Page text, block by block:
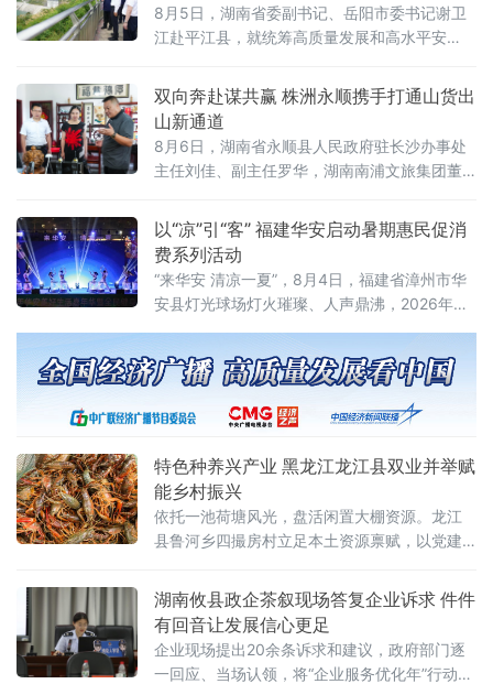
8月5日，湖南省委副书记、岳阳市委书记谢卫
江赴平江县，就统筹高质量发展和高水平安
深入学习贯彻习近平总书记关于树立和践行正
确政绩观的重要论述，全面落实党中央决策部
署和省委、市委工作要求，以更实举措推动高
质量发展与高水平安全良性互动，不断增强人
民群众获得感、幸福感、安全感。
双向奔赴谋共赢 株洲永顺携手打通山货出
山新通道
8月6日，湖南省永顺县人民政府驻长沙办事处
主任刘佳、副主任罗华，湖南南浦文旅集团董
军、中国经济新闻联播网湖南省办事处主任刘
政权一行组团赴株洲市新农人公益联合会考
察，双方围绕农副产品流通、特色产业共建等
事宜达成系列合作共识，着力探索区域协作助
推乡村振兴的新路径。在株洲市新农人公益联
合会会长于朝朝陪同下，考察组首先来到毛泽
东考察农民运动龙凤
以“凉”引“客” 福建华安启动暑期惠民促消
费系列活动
“来华安 清凉一夏”，8月4日，福建省漳州市华
安县灯光球场灯火璀璨、人声鼎沸，2026年华
在这里举行。活动以清凉山水为底色、以文旅
体验为载体、以惠民让利为驱动，全面激活暑
期消费市场，助力华安“生态凉资源”转化为“消
费热经济”。
特色种养兴产业 黑龙江龙江县双业并举赋
能乡村振兴
依托一池荷塘风光，盘活闲置大棚资源。龙江
县鲁河乡四撮房村立足本土资源禀赋，以党建
种养产业，走种养提质、农旅融合、产销并举
的发展路子，深挖资源价值、壮大集体经济，
走出一条产业兴、村民富、乡村美的和美乡村
发展之路。
湖南攸县政企茶叙现场答复企业诉求 件件
有回音让发展信心更足
企业现场提出20余条诉求和建议，政府部门逐
一回应、当场认领，将“企业服务优化年”行动推